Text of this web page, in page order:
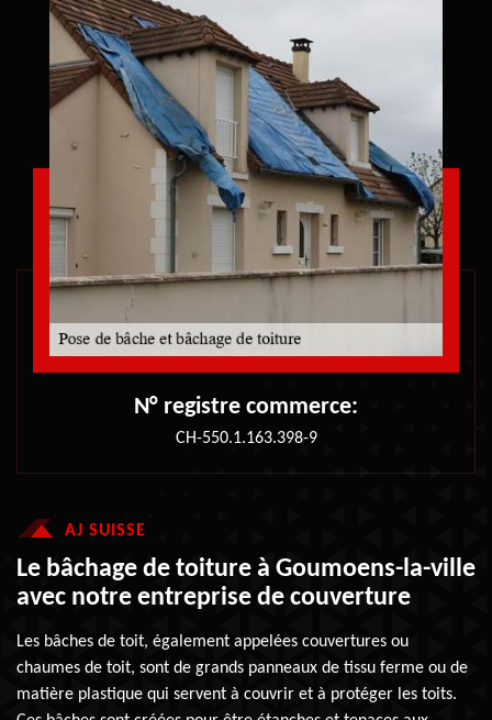
N° registre commerce:
CH-550.1.163.398-9
AJ SUISSE
Le bâchage de toiture à Goumoens-la-ville
avec notre entreprise de couverture
Les bâches de toit, également appelées couvertures ou
chaumes de toit, sont de grands panneaux de tissu ferme ou de
matière plastique qui servent à couvrir et à protéger les toits.